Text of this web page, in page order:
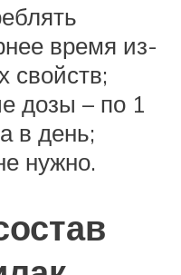
время из-
свойств;
дозы – по 1
в день;
нужно.